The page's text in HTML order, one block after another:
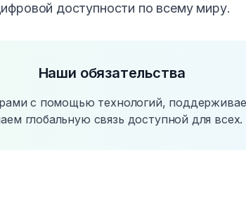
доступности по всему миру.
Наши обязательства
с помощью технологий,
глобальную связь доступной для всех.